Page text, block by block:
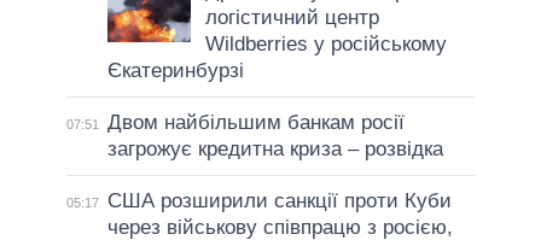
логістичний центр
Wildberries у російському
Єкатеринбурзі
07:51
Двом найбільшим банкам росії
загрожує кредитна криза – розвідка
05:17
США розширили санкції проти Куби
через військову співпрацю з росією,